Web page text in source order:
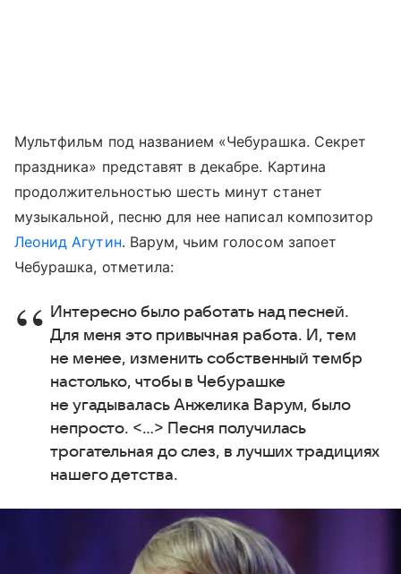
Мультфильм под названием «Чебурашка. Секрет
праздника» представят в декабре. Картина
продолжительностью шесть минут станет
музыкальной, песню для нее написал композитор
Леонид Агутин. Варум, чьим голосом запоет
Чебурашка, отметила:
Интересно было работать над песней.
Для меня это привычная работа. И, тем
не менее, изменить собственный тембр
настолько, чтобы в Чебурашке
не угадывалась Анжелика Варум, было
непросто. <…> Песня получилась
трогательная до слез, в лучших традициях
нашего детства.